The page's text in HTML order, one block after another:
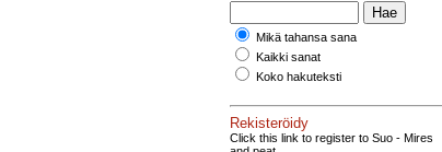
Mikä tahansa sana
Kaikki sanat
Koko hakuteksti
Rekisteröidy
Click this link to register to Suo - Mires